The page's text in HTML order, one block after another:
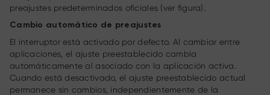
preajustes predeterminados oficiales (ver figura).
Cambio automático de preajustes
El interruptor está activado por defecto. Al cambiar entre
aplicaciones, el ajuste preestablecido cambia
automáticamente al asociado con la aplicación activa.
Cuando está desactivado, el ajuste preestablecido actual
permanece sin cambios, independientemente de la